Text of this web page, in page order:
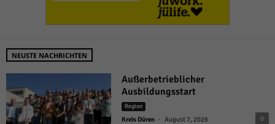
NEUSTE NACHRICHTEN
Außerbetrieblicher
Ausbildungsstart
Region
Kreis Düren - August 7, 2026 0